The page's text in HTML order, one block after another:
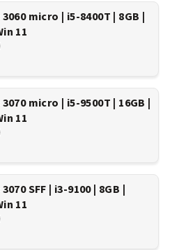
micro | i5-8400T | 8GB |
11
micro | i5-9500T | 16GB |
11
SFF | i3-9100 | 8GB |
11